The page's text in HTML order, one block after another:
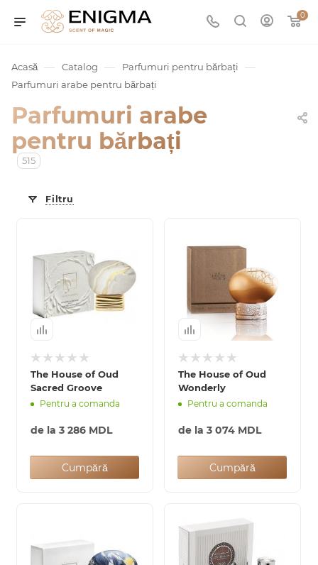
0
Acasă — Catalog — Parfumuri pentru bărbați —
Parfumuri arabe pentru bărbați
Parfumuri arabe
pentru bărbați
515
Filtru
The House of Oud
Sacred Groove
Pentru a comanda
de la 3 286 MDL
Cumpără
The House of Oud
Wonderly
Pentru a comanda
de la 3 074 MDL
Cumpără